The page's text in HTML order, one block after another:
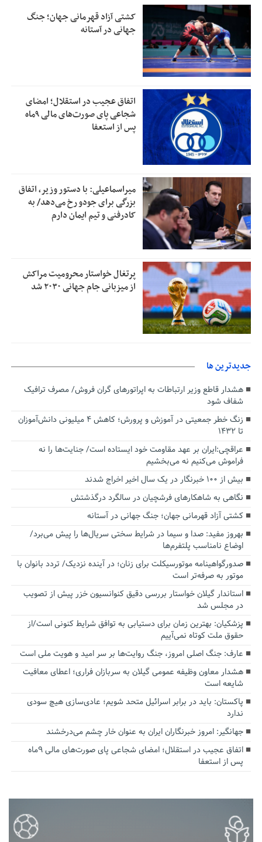
کشتی آزاد قهرمانی جهان؛ جنگ
جهانی در آستانه
اتفاق عجیب در استقلال؛ امضای
شجاعی پای صورت‌های مالی ٩ماه
پس از استعفا
میراسماعیلی: با دستور وزیر، اتفاق
بزرگی برای جودو رخ می‌دهد/ به
کادرفنی و تیم ایمان دارم
پرتغال خواستار محرومیت مراکش
از میزبانی جام جهانی ۲۰۳۰ شد
جديدترين ها
هشدار قاطع وزیر ارتباطات به اپراتورهای گران فروش/ مصرف ترافیک
شفاف شود
زنگ خطر جمعیتی در آموزش و پرورش؛ کاهش ۴ میلیونی دانش‌آموزان
تا ۱۴۳۲
عراقچی:ایران بر عهد مقاومت خود ایستاده است/ جنایت‌ها را نه
فراموش می‌کنیم نه می‌بخشیم
بیش از ۱۰۰ خبرنگار در یک سال اخیر اخراج شدند
نگاهی به شاهکارهای فرشچیان در سالگرد درگذشتش
کشتی آزاد قهرمانی جهان؛ جنگ جهانی در آستانه
بهروز مفید: صدا و سیما در شرایط سختی سریال‌ها را پیش می‌برد/
اوضاع نامناسب پلتفرم‌ها
صدورگواهینامه موتورسیکلت برای زنان؛ در آینده نزدیک/ تردد بانوان با
موتور به‌ صرفه‌تر است
استاندار گیلان خواستار بررسی دقیق کنوانسیون خزر پیش از تصویب
در مجلس شد
پزشکیان‌: بهترین زمان برای دستیابی به توافق شرایط کنونی است/از
حقوق ملت کوتاه نمی‌آییم
عارف: جنگ اصلی امروز، جنگ روایت‌ها بر سر امید و هویت ملی است
هشدار معاون وظیفه عمومی گیلان به سربازان فراری؛ اعطای معافیت
شایعه است
پاکستان: باید در برابر اسرائیل متحد شویم؛ عادی‌سازی هیچ سودی
ندارد
جهانگیر: امروز خبرنگاران ایران به عنوان خار چشم می‌درخشند
اتفاق عجیب در استقلال؛ امضای شجاعی پای صورت‌های مالی ٩ماه
پس از استعفا